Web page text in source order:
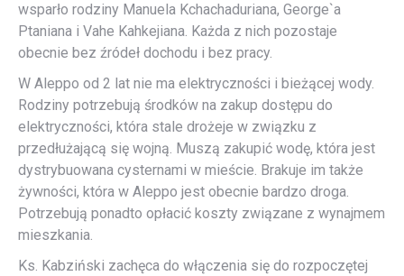
wsparło rodziny Manuela Kchachaduriana, George`a
Ptaniana i Vahe Kahkejiana. Każda z nich pozostaje
obecnie bez źródeł dochodu i bez pracy.
W Aleppo od 2 lat nie ma elektryczności i bieżącej wody.
Rodziny potrzebują środków na zakup dostępu do
elektryczności, która stale drożeje w związku z
przedłużającą się wojną. Muszą zakupić wodę, która jest
dystrybuowana cysternami w mieście. Brakuje im także
żywności, która w Aleppo jest obecnie bardzo droga.
Potrzebują ponadto opłacić koszty związane z wynajmem
mieszkania.
Ks. Kabziński zachęca do włączenia się do rozpoczętej